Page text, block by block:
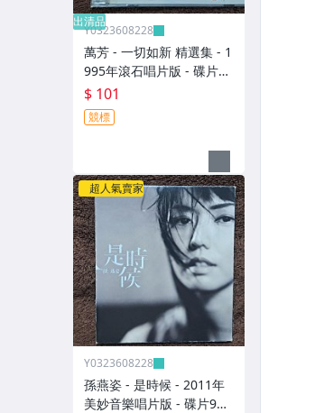
出清品
Y0323608228
萬芳 - 一切如新 精選集 - 1
995年滾石唱片版 - 碟片9
成新 附側標 - 101元起標
M2365
$ 101
競標
超人氣賣家
Y0323608228
孫燕姿 - 是時候 - 2011年
美妙音樂唱片版 - 碟片9成